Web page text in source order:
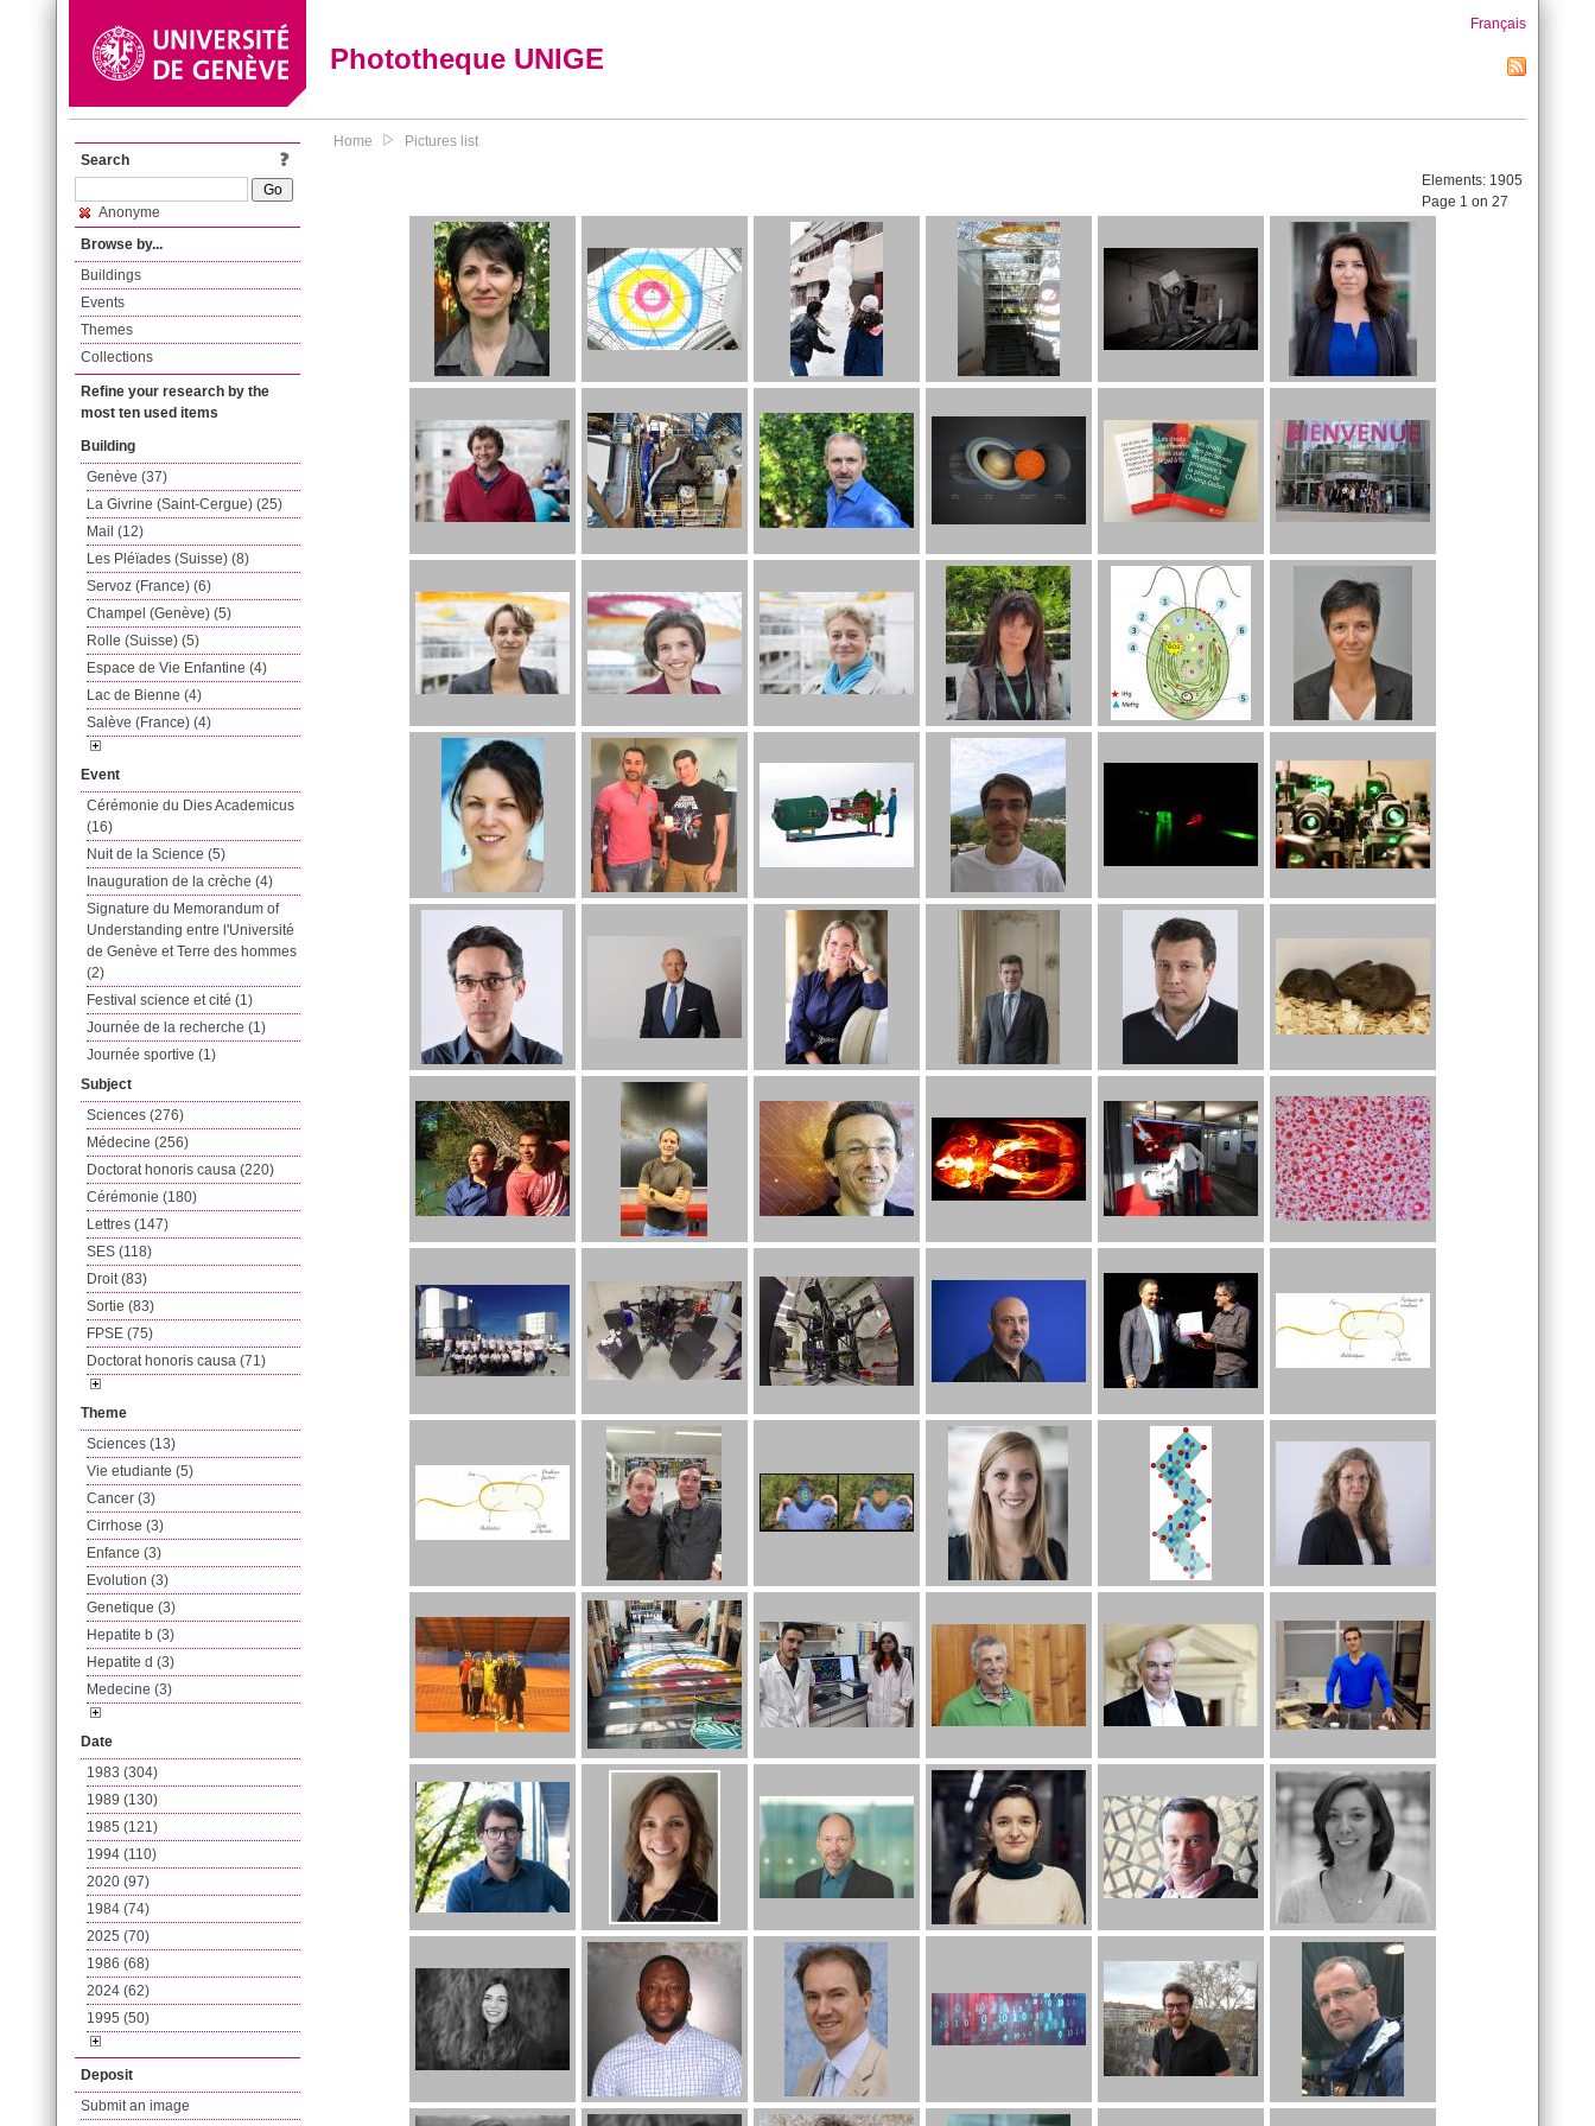
Phototheque UNIGE
Français
Search
Anonyme
Browse by...
Buildings
Events
Themes
Collections
Refine your research by the
most ten used items
Building
Genève (37)
La Givrine (Saint-Cergue) (25)
Mail (12)
Les Pléïades (Suisse) (8)
Servoz (France) (6)
Champel (Genève) (5)
Rolle (Suisse) (5)
Espace de Vie Enfantine (4)
Lac de Bienne (4)
Salève (France) (4)
Event
Cérémonie du Dies Academicus
(16)
Nuit de la Science (5)
Inauguration de la crèche (4)
Signature du Memorandum of
Understanding entre l'Université
de Genève et Terre des hommes
(2)
Festival science et cité (1)
Journée de la recherche (1)
Journée sportive (1)
Subject
Sciences (276)
Médecine (256)
Doctorat honoris causa (220)
Cérémonie (180)
Lettres (147)
SES (118)
Droit (83)
Sortie (83)
FPSE (75)
Doctorat honoris causa (71)
Theme
Sciences (13)
Vie etudiante (5)
Cancer (3)
Cirrhose (3)
Enfance (3)
Evolution (3)
Genetique (3)
Hepatite b (3)
Hepatite d (3)
Medecine (3)
Date
1983 (304)
1989 (130)
1985 (121)
1994 (110)
2020 (97)
1984 (74)
2025 (70)
1986 (68)
2024 (62)
1995 (50)
Deposit
Submit an image
Home Pictures list
Elements: 1905
Page 1 on 27